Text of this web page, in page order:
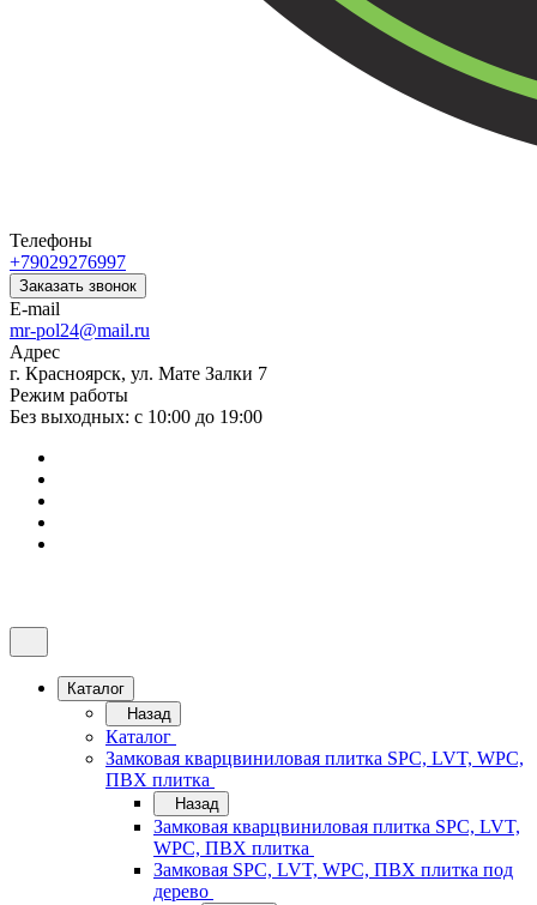
Телефоны
+79029276997
Заказать звонок
E-mail
mr-pol24@mail.ru
Адрес
г. Красноярск, ул. Мате Залки 7
Режим работы
Без выходных: с 10:00 до 19:00
Каталог
Назад
Каталог
Замковая кварцвиниловая плитка SPC, LVT, WPC,
ПВХ плитка
Назад
Замковая кварцвиниловая плитка SPC, LVT,
WPC, ПВХ плитка
Замковая SPC, LVT, WPC, ПВХ плитка под
дерево